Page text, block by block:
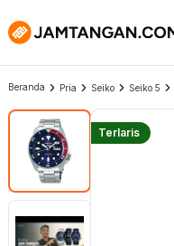
Beranda Pria Seiko Seiko 5
Terlaris